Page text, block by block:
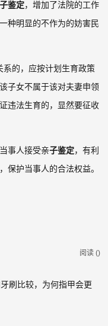
鉴定，增加了法院的工作
种明显的不作为的妨害民
的，应按计划生育政策
子女不属于该对夫妻申领
违法生育的，显然要征收
事人接受亲子鉴定，有利
保护当事人的合法权益。
阅读 ()
刷比较，为何指甲会更